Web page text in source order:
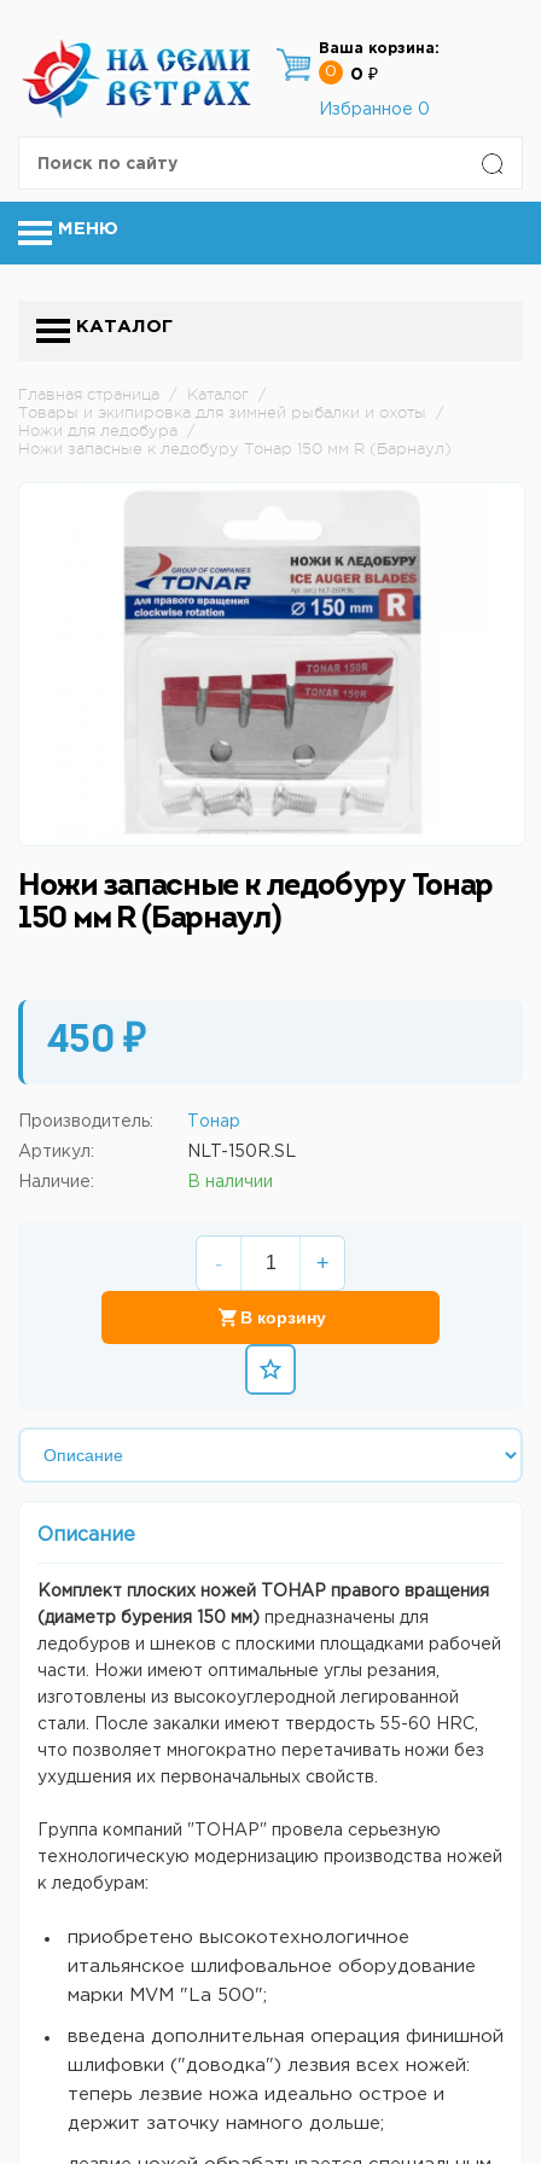
Ваша корзина:
0
0 ₽
Избранное 0
МЕНЮ
КАТАЛОГ
Главная страница / Каталог /
Товары и экипировка для зимней рыбалки и охоты
/
Ножи для ледобура /
Ножи запасные к ледобуру Тонар 150 мм R (Барнаул)
Ножи запасные к ледобуру Тонар
150 мм R (Барнаул)
450 ₽
Производитель: Тонар
Артикул: NLT-150R.SL
Наличие: В наличии
- +
В корзину
Описание
Комплект плоских ножей ТОНАР правого вращения
(диаметр бурения 150 мм) предназначены для
ледобуров и шнеков с плоскими площадками рабочей
части. Ножи имеют оптимальные углы резания,
изготовлены из высокоуглеродной легированной
стали. После закалки имеют твердость 55-60 HRC,
что позволяет многократно перетачивать ножи без
ухудшения их первоначальных свойств.
Группа компаний "ТОНАР" провела серьезную
технологическую модернизацию производства ножей
к ледобурам:
приобретено высокотехнологичное
итальянское шлифовальное оборудование
марки MVM "La 500";
введена дополнительная операция финишной
шлифовки ("доводка") лезвия всех ножей:
теперь лезвие ножа идеально острое и
держит заточку намного дольше;